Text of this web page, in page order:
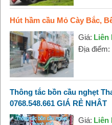
Hút hầm cầu Mỏ Cày Bắc,
Giá: Liên
Địa điểm:
Thông tắc bồn cầu nghẹt
0768.548.661 GIÁ RẺ NHÂT
Giá: Liên